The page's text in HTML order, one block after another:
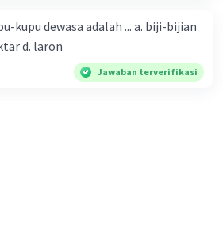
yang lebih besar dari diri sendiri.
Pemeliharaan kesehatan
dewasa adalah ... a. biji-bijian
c. nektar d. laron
Jawaban terverifikasi